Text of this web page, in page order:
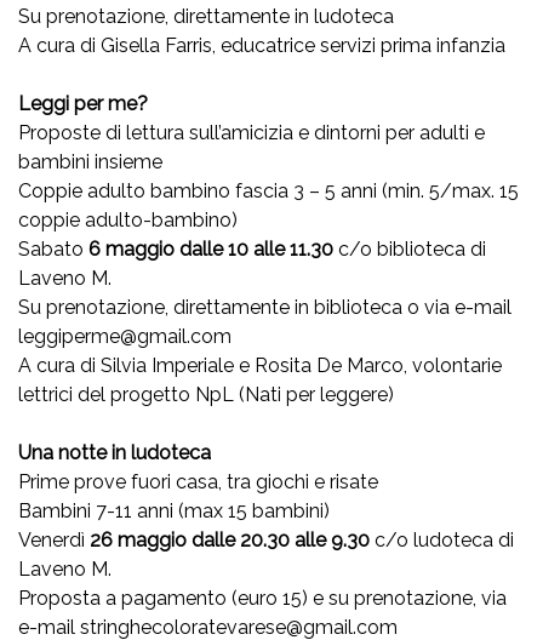
Su prenotazione, direttamente in ludoteca
A cura di Gisella Farris, educatrice servizi prima infanzia
Leggi per me?
Proposte di lettura sull’amicizia e dintorni per adulti e
bambini insieme
Coppie adulto bambino fascia 3 – 5 anni (min. 5/max. 15
coppie adulto-bambino)
Sabato 6 maggio dalle 10 alle 11.30 c/o biblioteca di
Laveno M.
Su prenotazione, direttamente in biblioteca o via e-mail
leggiperme@gmail.com
A cura di Silvia Imperiale e Rosita De Marco, volontarie
lettrici del progetto NpL (Nati per leggere)
Una notte in ludoteca
Prime prove fuori casa, tra giochi e risate
Bambini 7-11 anni (max 15 bambini)
Venerdì 26 maggio dalle 20.30 alle 9.30 c/o ludoteca di
Laveno M.
Proposta a pagamento (euro 15) e su prenotazione, via
e-mail stringhecoloratevarese@gmail.com